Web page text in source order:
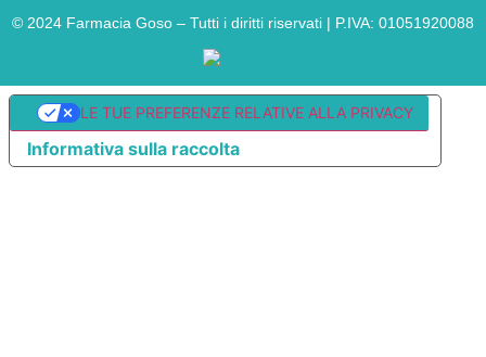
© 2024 Farmacia Goso – Tutti i diritti riservati | P.IVA: 01051920088
Informativa sulla raccolta
LE TUE PREFERENZE RELATIVE ALLA PRIVACY